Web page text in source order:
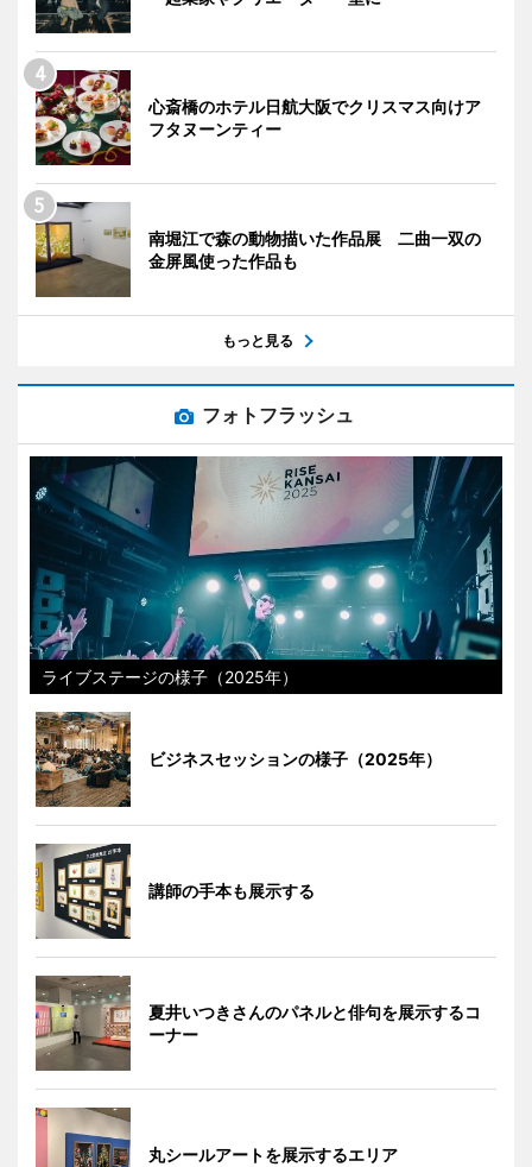
心斎橋のホテル日航大阪でクリスマス向けア
フタヌーンティー
南堀江で森の動物描いた作品展 二曲一双の
金屏風使った作品も
もっと見る
フォトフラッシュ
ライブステージの様子（2025年）
ビジネスセッションの様子（2025年）
講師の手本も展示する
夏井いつきさんのパネルと俳句を展示するコ
ーナー
丸シールアートを展示するエリア